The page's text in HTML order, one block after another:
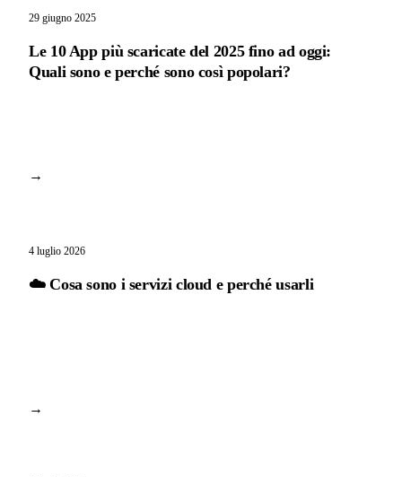
29 giugno 2025
Le 10 App più scaricate del 2025 fino ad oggi:
Quali sono e perché sono così popolari?
→
4 luglio 2026
☁️ Cosa sono i servizi cloud e perché usarli
→